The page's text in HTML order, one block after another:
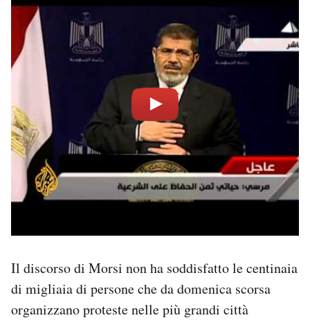
Il discorso di Morsi non ha soddisfatto le centinaia
di migliaia di persone che da domenica scorsa
organizzano proteste nelle più grandi città